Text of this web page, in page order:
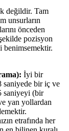
değildir. Tam
unsurların
önceden
pozisyon
benimsemektir.
İyi bir
saniyede bir iç ve
saniyeyi (bir
yan yollardan
etrafında her